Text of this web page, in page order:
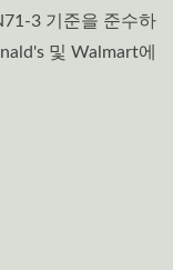
3 기준을 준수하
및 Walmart에